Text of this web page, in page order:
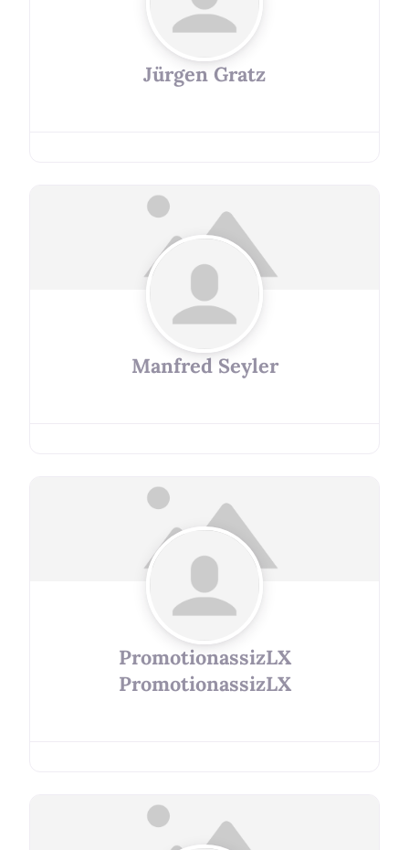
Jürgen Gratz
Manfred Seyler
PromotionassizLX
PromotionassizLX